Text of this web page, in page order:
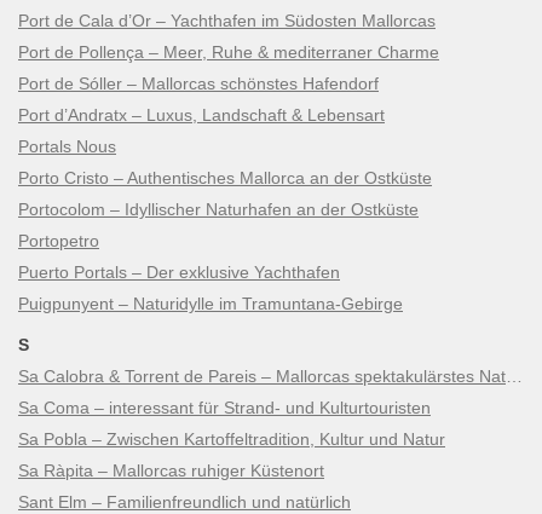
Port de Cala d’Or – Yachthafen im Südosten Mallorcas
Port de Pollença – Meer, Ruhe & mediterraner Charme
Port de Sóller – Mallorcas schönstes Hafendorf
Port d’Andratx – Luxus, Landschaft & Lebensart
Portals Nous
Porto Cristo – Authentisches Mallorca an der Ostküste
Portocolom – Idyllischer Naturhafen an der Ostküste
Portopetro
Puerto Portals – Der exklusive Yachthafen
Puigpunyent – Naturidylle im Tramuntana-Gebirge
S
Sa Coma – interessant für Strand- und Kulturtouristen
Sa Pobla – Zwischen Kartoffeltradition, Kultur und Natur
Sa Ràpita – Mallorcas ruhiger Küstenort
Sant Elm – Familienfreundlich und natürlich